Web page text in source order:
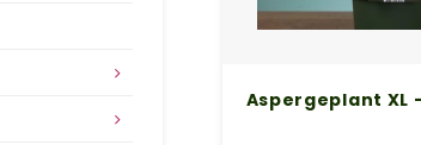
Aspergeplant XL